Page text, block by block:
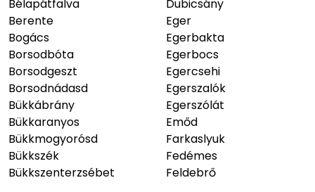
Bélapátfalva
Berente
Bogács
Borsodbóta
Borsodgeszt
Borsodnádasd
Bükkábrány
Bükkaranyos
Bükkmogyorósd
Bükkszék
Bükkszenterzsébet
Dubicsány
Eger
Egerbakta
Egerbocs
Egercsehi
Egerszalók
Egerszólát
Emőd
Farkaslyuk
Fedémes
Feldebrő